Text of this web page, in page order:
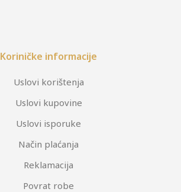
Koriničke informacije
Uslovi korištenja
Uslovi kupovine
Uslovi isporuke
Način plaćanja
Reklamacija
Povrat robe